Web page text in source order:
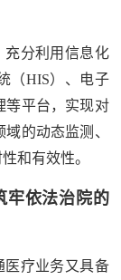
充分利用信息化
（HIS）、电子
等平台，实现对
的动态监测、
和有效性。
牢依法治院的
医疗业务又具备